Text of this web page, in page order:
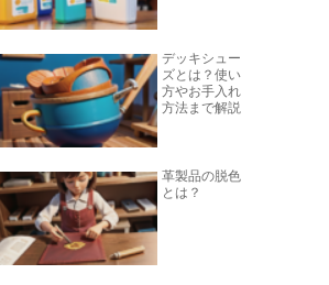
デッキシュー
ズとは？使い
方やお手入れ
方法まで解説
革製品の脱色
とは？